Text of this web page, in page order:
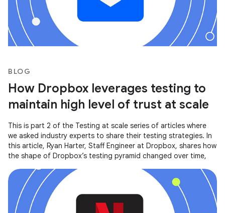
BLOG
How Dropbox leverages testing to
maintain high level of trust at scale
This is part 2 of the Testing at scale series of articles where
we asked industry experts to share their testing strategies. In
this article, Ryan Harter, Staff Engineer at Dropbox, shares how
the shape of Dropbox’s testing pyramid changed over time,